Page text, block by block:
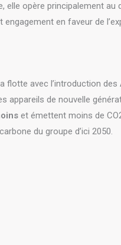
elle opère principalement au
engagement en faveur de
flotte avec l’introduction des
appareils de nouvelle
et émettent moins de
du groupe d’ici 2050.